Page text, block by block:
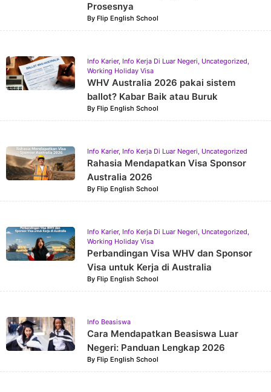
Prosesnya
By Flip English School
Info Karier, Info Kerja Di Luar Negeri, Uncategorized,
Working Holiday Visa
WHV Australia 2026 pakai sistem
ballot? Kabar Baik atau Buruk
By Flip English School
Info Karier, Info Kerja Di Luar Negeri, Uncategorized
Rahasia Mendapatkan Visa Sponsor
Australia 2026
By Flip English School
Info Karier, Info Kerja Di Luar Negeri, Uncategorized,
Working Holiday Visa
Perbandingan Visa WHV dan Sponsor
Visa untuk Kerja di Australia
By Flip English School
Info Beasiswa
Cara Mendapatkan Beasiswa Luar
Negeri: Panduan Lengkap 2026
By Flip English School